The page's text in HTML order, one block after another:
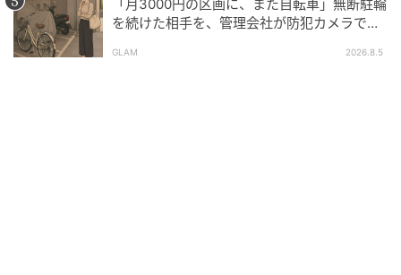
「月3000円の区画に、また自転車」無断駐輪
を続けた相手を、管理会社が防犯カメラで特
GLAM 2026.8.5